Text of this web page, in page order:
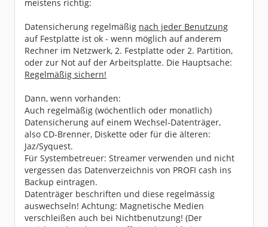
meistens richtig:
Datensicherung regelmäßig nach jeder Benutzung
auf Festplatte ist ok - wenn möglich auf anderem
Rechner im Netzwerk, 2. Festplatte oder 2. Partition,
oder zur Not auf der Arbeitsplatte. Die Hauptsache:
Regelmäßig sichern!
Dann, wenn vorhanden:
Auch regelmäßig (wöchentlich oder monatlich)
Datensicherung auf einem Wechsel-Datenträger,
also CD-Brenner, Diskette oder für die älteren:
Jaz/Syquest.
Für Systembetreuer: Streamer verwenden und nicht
vergessen das Datenverzeichnis von PROFI cash ins
Backup eintragen.
Datenträger beschriften und diese regelmässig
auswechseln! Achtung: Magnetische Medien
verschleißen auch bei Nichtbenutzung! (Der